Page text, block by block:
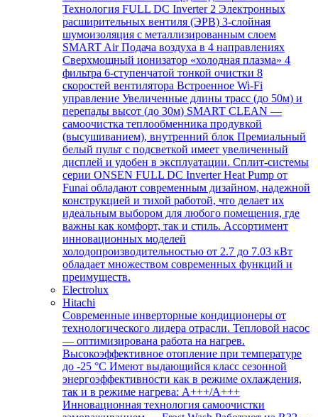
Технология FULL DC Inverter 2 Электронных
расширительных вентиля (ЭРВ) 3-слойная
шумоизоляция с металлизированным слоем
SMART Air Подача воздуха в 4 направлениях
Сверхмощный ионизатор «холодная плазма» 4
фильтра 6-ступенчатой тонкой очистки 8
скоростей вентилятора Встроенное Wi-Fi
управление Увеличенные длины трасс (до 50м) и
перепады высот (до 30м) SMART CLEAN —
самоочистка теплообменника продувкой
(высушиванием), внутренний блок Премиальный
белый пульт с подсветкой имеет увеличенный
дисплей и удобен в эксплуатации. Сплит-системы
серии ONSEN FULL DC Inverter Heat Pump от
Funai обладают современным дизайном, надежной
конструкцией и тихой работой, что делает их
идеальным выбором для любого помещения, где
важны как комфорт, так и стиль. Ассортимент
инновационных моделей
холодопроизводительностью от 2.7 до 7.03 кВт
обладает множеством современных функций и
преимуществ.
Electrolux
Hitachi
Современные инверторные кондиционеры от
технологического лидера отрасли. Тепловой насос
— оптимизирована работа на нагрев.
Высокоэффективное отопление при температуре
до -25 °С Имеют выдающийся класс сезонной
энергоэффективности как в режиме охлаждения,
так и в режиме нагрева: А+++/A+++
Инновационная технология самоочистки